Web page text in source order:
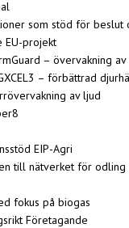
som stöd för beslut
EU-projekt
– övervakning
– förbättrad
av ljud
EIP-Agri
till nätverket för odling
fokus på biogas
Företagande